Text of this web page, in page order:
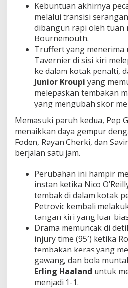
Kebuntuan akhirnya
melalui transisi
dibangun rapi oleh tuan
Bournemouth.
Truffert yang menerima
Tavernier di sisi kiri
ke dalam kotak penalti,
Junior Kroupi yang
melepaskan tembakan
yang mengubah skor
Memasuki paruh kedua, Pep
menaikkan daya gempur
Foden, Rayan Cherki, dan
berjalan satu jam.
Perubahan ini hampir
instan ketika Nico
tembak di dalam kotak
Petrovic kembali
tangan kiri yang luar
Drama memuncak di
injury time (95′) ketika
tembakan keras yang
gawang, dan bola
Erling Haaland untuk
menjadi 1-1.